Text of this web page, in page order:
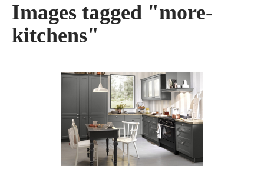
Images tagged "more-
kitchens"